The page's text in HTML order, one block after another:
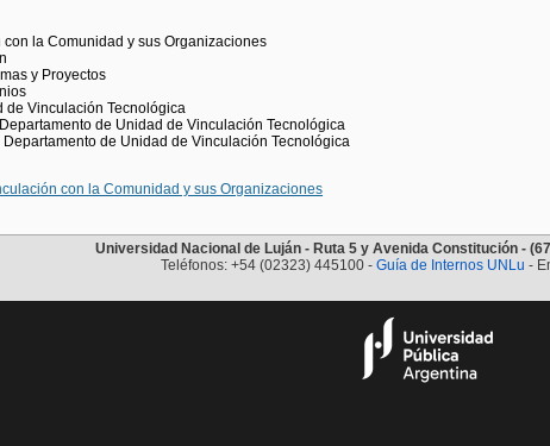
la Comunidad y sus Organizaciones
y Proyectos
de Vinculación Tecnológica
de Unidad de Vinculación Tecnológica
de Unidad de Vinculación Tecnológica
con la Comunidad y sus Organizaciones
Universidad Nacional de Luján - Ruta 5 y Avenida Constitución -
Teléfonos: +54 (02323) 445100 - Guía de Internos UNLu -